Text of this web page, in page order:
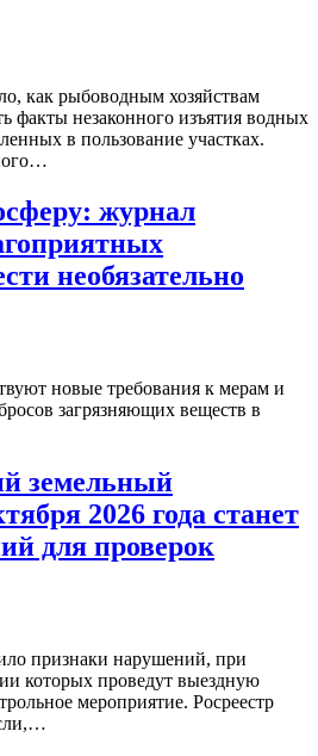
как рыбоводным хозяйствам
факты незаконного изъятия водных
в пользование участках.
журнал
необязательно
новые требования к мерам и
загрязняющих веществ в
земельный
2026 года станет
для проверок
признаки нарушений, при
которых проведут выездную
мероприятие. Росреестр